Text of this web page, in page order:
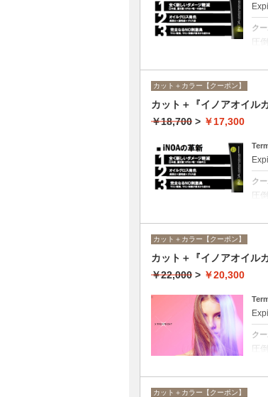
ク
圧
ア
カット＋カラー【クーポン】
カット＋『イノアオイル
￥18,700 > ￥17,300
ク
圧
ア
カット＋カラー【クーポン】
カット＋『イノアオイル
￥22,000 > ￥20,300
ク
圧
ア
カット＋カラー【クーポン】